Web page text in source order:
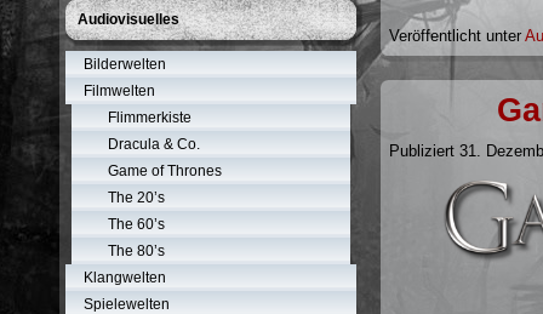
Audiovisuelles
Bilderwelten
Filmwelten
Flimmerkiste
Dracula & Co.
Game of Thrones
The 20’s
The 60’s
The 80’s
Klangwelten
Spielewelten
Veröffentlicht unter
Publiziert 31.